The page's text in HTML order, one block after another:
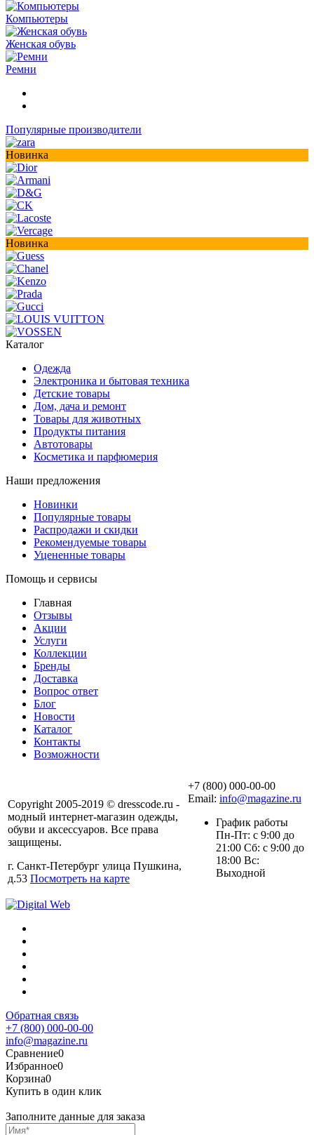
Компьютеры
Женская обувь
Ремни
Популярные производители
Новинка
Новинка
Каталог
Одежда
Электроника и бытовая техника
Детские товары
Дом, дача и ремонт
Товары для животных
Продукты питания
Автотовары
Косметика и парфюмерия
Наши предложения
Новинки
Популярные товары
Распродажи и скидки
Рекомендуемые товары
Уцененные товары
Помощь и сервисы
Главная
Отзывы
Акции
Услуги
Коллекции
Бренды
Доставка
Вопрос ответ
Блог
Новости
Каталог
Контакты
Возможности
Copyright 2005-2019 © dresscode.ru -
модный интернет-магазин одежды,
обуви и аксессуаров. Все права
защищены.
г. Санкт-Петербург улица Пушкина,
д.53 Посмотреть на карте
+7 (800) 000-00-00
Email: info@magazine.ru
График работы
Пн-Пт: с 9:00 до
21:00 Сб: с 9:00 до
18:00 Вс:
Выходной
Обратная связь
+7 (800) 000-00-00
info@magazine.ru
Сравнение0
Избранное0
Корзина0
Купить в один клик
Заполните данные для заказа